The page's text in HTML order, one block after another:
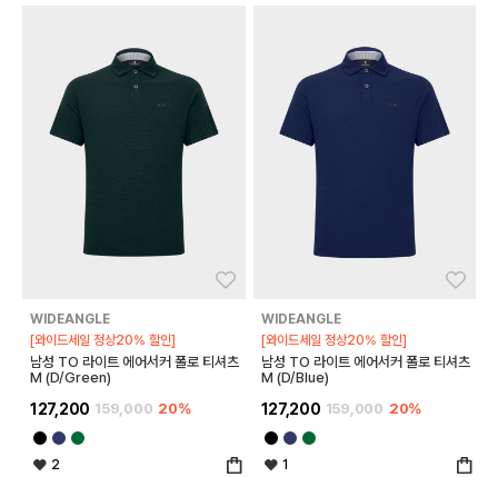
WIDEANGLE
[와이드세일 정상20% 할인]
남성 TO 라이트 에어서커 폴로 티셔츠
M (D/Green)
127,200 159,000 20%
2
WIDEANGLE
[와이드세일 정상20% 할인]
남성 TO 라이트 에어서커 폴로 티셔츠
M (D/Blue)
127,200 159,000 20%
1